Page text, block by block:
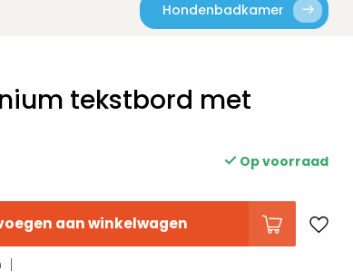
Hondenbadkamer
tekstbord met
Op voorraad
aan winkelwagen